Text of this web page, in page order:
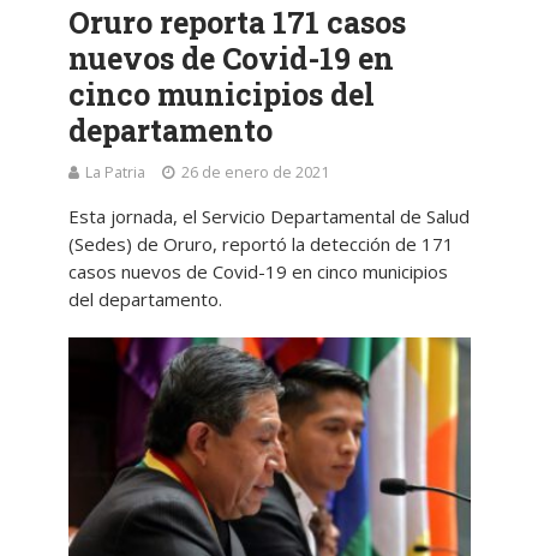
Oruro reporta 171 casos
nuevos de Covid-19 en
cinco municipios del
departamento
La Patria 26 de enero de 2021
Esta jornada, el Servicio Departamental de Salud
(Sedes) de Oruro, reportó la detección de 171
casos nuevos de Covid-19 en cinco municipios
del departamento.